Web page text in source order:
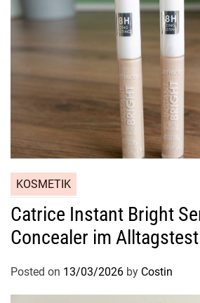
KOSMETIK
Catrice Instant Bright
Concealer im Alltagstest
Posted on 13/03/2026 by Costin